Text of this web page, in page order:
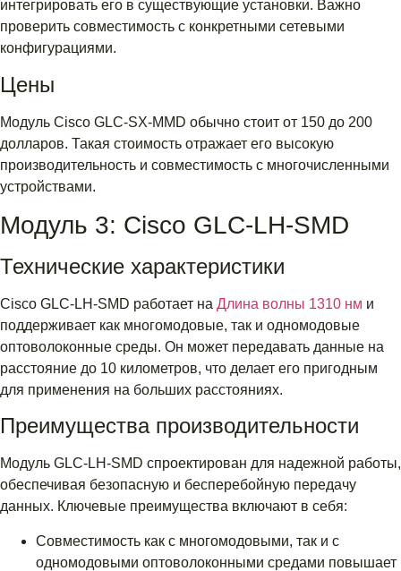
интегрировать его в существующие установки. Важно
проверить совместимость с конкретными сетевыми
конфигурациями.
Цены
Модуль Cisco GLC-SX-MMD обычно стоит от 150 до 200
долларов. Такая стоимость отражает его высокую
производительность и совместимость с многочисленными
устройствами.
Модуль 3: Cisco GLC-LH-SMD
Технические характеристики
Cisco GLC-LH-SMD работает на Длина волны 1310 нм и
поддерживает как многомодовые, так и одномодовые
оптоволоконные среды. Он может передавать данные на
расстояние до 10 километров, что делает его пригодным
для применения на больших расстояниях.
Преимущества производительности
Модуль GLC-LH-SMD спроектирован для надежной работы,
обеспечивая безопасную и бесперебойную передачу
данных. Ключевые преимущества включают в себя:
Совместимость как с многомодовыми, так и с
одномодовыми оптоволоконными средами повышает